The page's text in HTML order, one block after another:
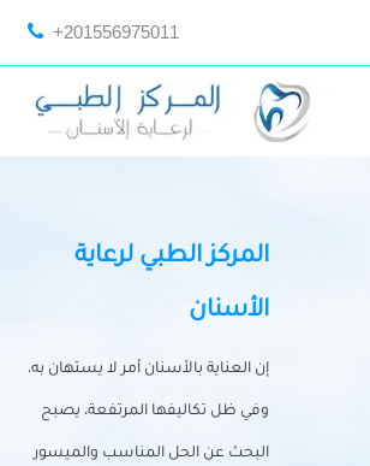
+201556975011
المركز الطبي لرعاية
الأسنان
إن العناية بالأسنان أمر لا يستهان به،
وفي ظل تكاليفها المرتفعة، يصبح
البحث عن الحل المناسب والميسور